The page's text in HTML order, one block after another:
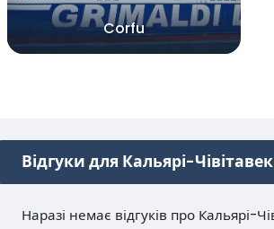
Corfu
Відгуки для Кальярі-
Наразі немає відгуків про Кальярі-